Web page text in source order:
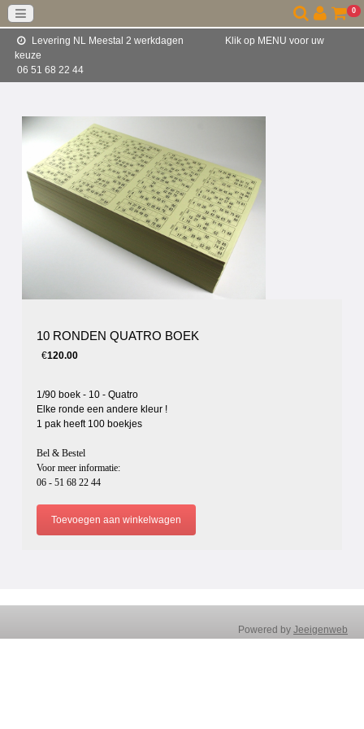
Levering NL Meestal 2 werkdagen Klik op MENU voor uw
keuze
06 51 68 22 44
0
10 RONDEN QUATRO BOEK
€120.00
1/90 boek - 10 - Quatro
Elke ronde een andere kleur !
1 pak heeft 100 boekjes
Bel & Bestel
Voor meer informatie:
06 - 51 68 22 44
Powered by Jeeigenweb